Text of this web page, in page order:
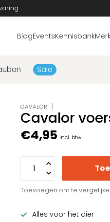
BlogEventsKennisbank
Sale
CAVALOR
Cavalor
€4,95 Incl. btw
Toevoegen om te
Alles voor het dier